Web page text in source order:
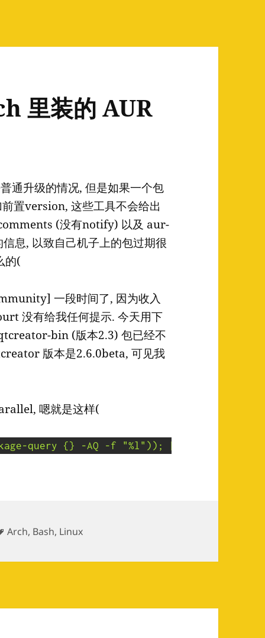
里装的 AUR
通升级的情况, 但是如果一个包
置version, 这些工具不会给出
(没有notify) 以及 aur-
息, 以致自己机子上的包过期很
的(
一段时间了, 因为收入
没有给我任何提示. 今天用下
bin (版本2.3) 包已经不
版本是2.6.0beta, 可见我
嗯就是这样(
query {} -AQ -f "%l")); [[
Tags
Arch, Bash, Linux